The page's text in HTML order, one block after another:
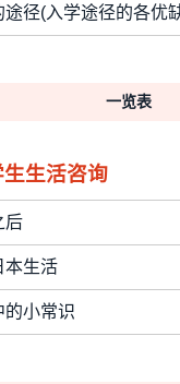
学校新闻 武藏
武
武藏
学校新闻 武
武
学校新闻
帝京
学校新闻
新
途径(入学途径的各优
一览表
生生活咨询
后
本生活
的小常识